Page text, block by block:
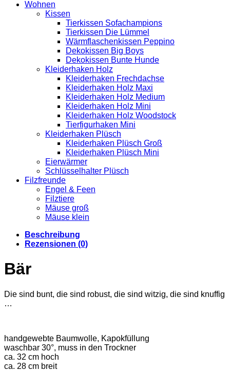
Wohnen
Kissen
Tierkissen Sofachampions
Tierkissen Die Lümmel
Wärmflaschenkissen Peppino
Dekokissen Big Boys
Dekokissen Bunte Hunde
Kleiderhaken Holz
Kleiderhaken Frechdachse
Kleiderhaken Holz Maxi
Kleiderhaken Holz Medium
Kleiderhaken Holz Mini
Kleiderhaken Holz Woodstock
Tierfigurhaken Mini
Kleiderhaken Plüsch
Kleiderhaken Plüsch Groß
Kleiderhaken Plüsch Mini
Eierwärmer
Schlüsselhalter Plüsch
Filzfreunde
Engel & Feen
Filztiere
Mäuse groß
Mäuse klein
Beschreibung
Rezensionen (0)
Bär
Die sind bunt, die sind robust, die sind witzig, die sind knuffig
…
handgewebte Baumwolle, Kapokfüllung
waschbar 30°, muss in den Trockner
ca. 32 cm hoch
ca. 28 cm breit